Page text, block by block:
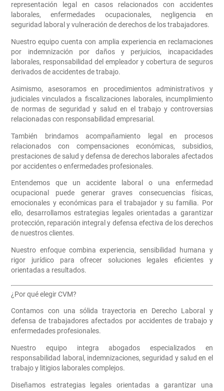
representación legal en casos relacionados con accidentes
laborales, enfermedades ocupacionales, negligencia en
seguridad laboral y vulneración de derechos de los trabajadores.
Nuestro equipo cuenta con amplia experiencia en reclamaciones
por indemnización por daños y perjuicios, incapacidades
laborales, responsabilidad del empleador y cobertura de seguros
derivados de accidentes de trabajo.
Asimismo, asesoramos en procedimientos administrativos y
judiciales vinculados a fiscalizaciones laborales, incumplimiento
de normas de seguridad y salud en el trabajo y controversias
relacionadas con responsabilidad empresarial.
También brindamos acompañamiento legal en procesos
relacionados con compensaciones económicas, subsidios,
prestaciones de salud y defensa de derechos laborales afectados
por accidentes o enfermedades profesionales.
Entendemos que un accidente laboral o una enfermedad
ocupacional puede generar graves consecuencias físicas,
emocionales y económicas para el trabajador y su familia. Por
ello, desarrollamos estrategias legales orientadas a garantizar
protección, reparación integral y defensa efectiva de los derechos
de nuestros clientes.
Nuestro enfoque combina experiencia, sensibilidad humana y
rigor jurídico para ofrecer soluciones legales eficientes y
orientadas a resultados.
¿Por qué elegir CVM?
Contamos con una sólida trayectoria en Derecho Laboral y
defensa de trabajadores afectados por accidentes de trabajo y
enfermedades profesionales.
Nuestro equipo integra abogados especializados en
responsabilidad laboral, indemnizaciones, seguridad y salud en el
trabajo y litigios laborales complejos.
Diseñamos estrategias legales orientadas a garantizar una